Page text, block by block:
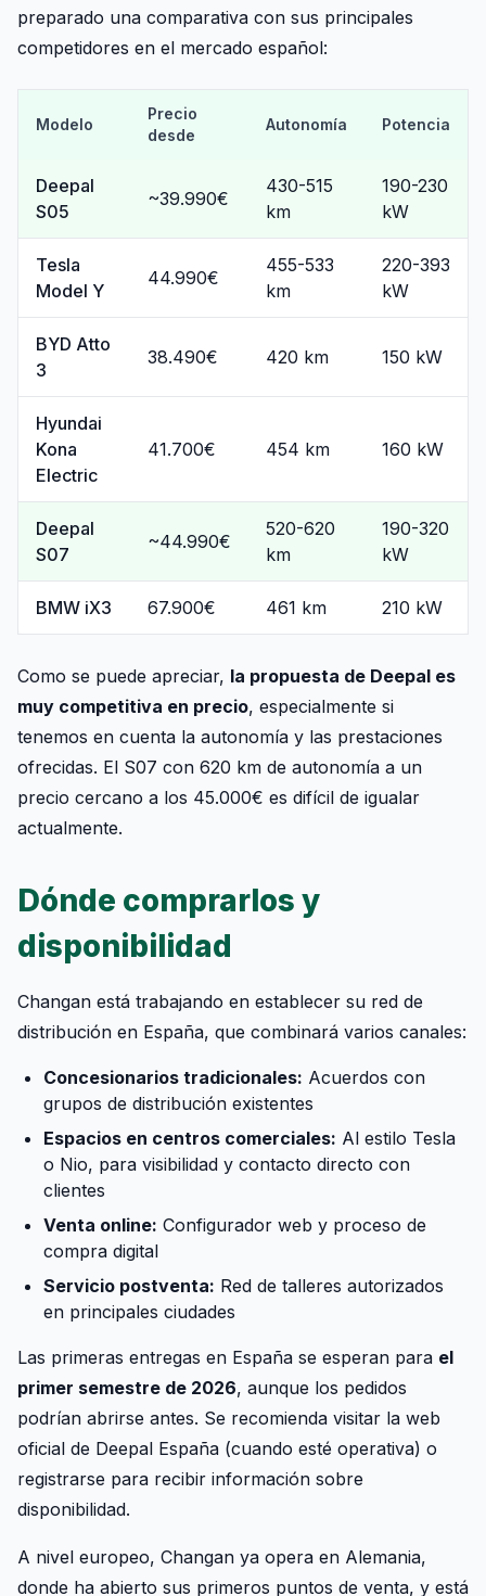
preparado una comparativa con sus principales
competidores en el mercado español:
Modelo
Precio
desde
Autonomía Potencia
Deepal
S05
~39.990€
430-515
km
190-230
kW
Tesla
Model Y
44.990€
455-533
km
220-393
kW
BYD Atto
3
38.490€ 420 km 150 kW
Hyundai
Kona
Electric
41.700€ 454 km 160 kW
Deepal
S07
~44.990€
520-620
km
190-320
kW
BMW iX3 67.900€ 461 km 210 kW
Como se puede apreciar, la propuesta de Deepal es
muy competitiva en precio, especialmente si
tenemos en cuenta la autonomía y las prestaciones
ofrecidas. El S07 con 620 km de autonomía a un
precio cercano a los 45.000€ es difícil de igualar
actualmente.
Dónde comprarlos y
disponibilidad
Changan está trabajando en establecer su red de
distribución en España, que combinará varios canales:
Concesionarios tradicionales: Acuerdos con
grupos de distribución existentes
Espacios en centros comerciales: Al estilo Tesla
o Nio, para visibilidad y contacto directo con
clientes
Venta online: Configurador web y proceso de
compra digital
Servicio postventa: Red de talleres autorizados
en principales ciudades
Las primeras entregas en España se esperan para el
primer semestre de 2026, aunque los pedidos
podrían abrirse antes. Se recomienda visitar la web
oficial de Deepal España (cuando esté operativa) o
registrarse para recibir información sobre
disponibilidad.
A nivel europeo, Changan ya opera en Alemania,
donde ha abierto sus primeros puntos de venta, y está